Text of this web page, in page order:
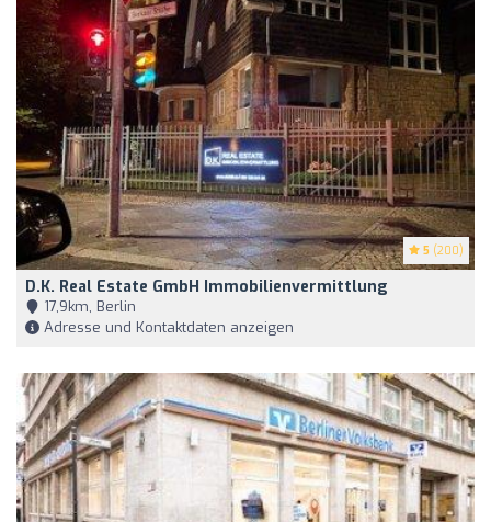
5 (200)
D.K. Real Estate GmbH Immobilienvermittlung
17,9km, Berlin
Adresse und Kontaktdaten anzeigen